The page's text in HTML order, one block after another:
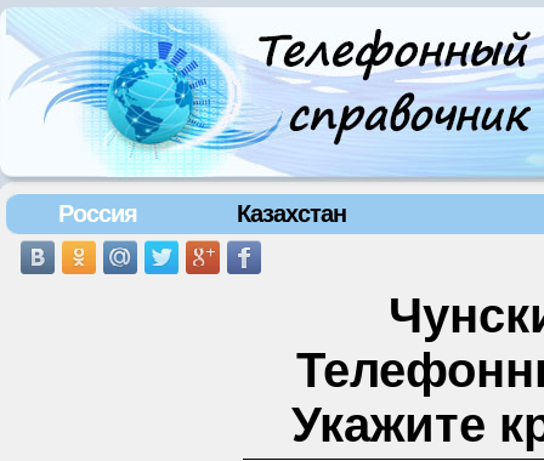
Россия Казахстан
Укажите